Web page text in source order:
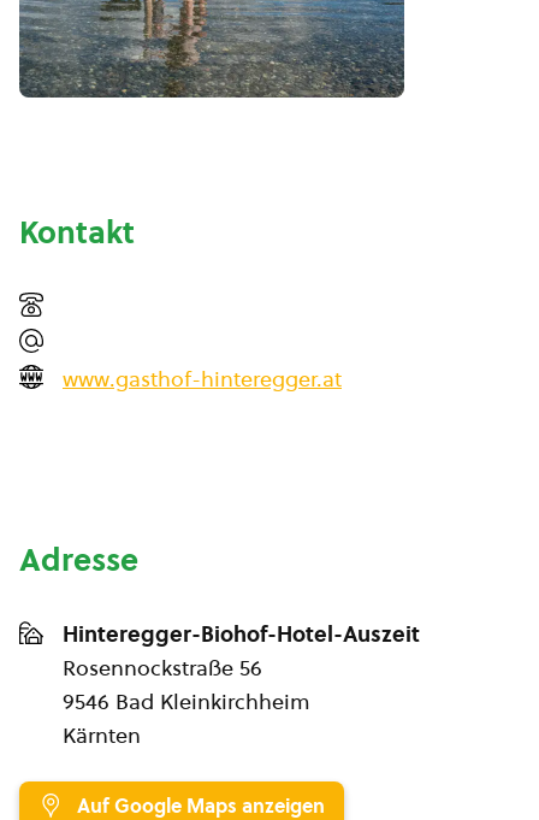
Kontakt
www.gasthof-hinteregger.at
Adresse
Hinteregger-Biohof-Hotel-Auszeit
Rosennockstraße 56
9546 Bad Kleinkirchheim
Kärnten
Auf Google Maps anzeigen